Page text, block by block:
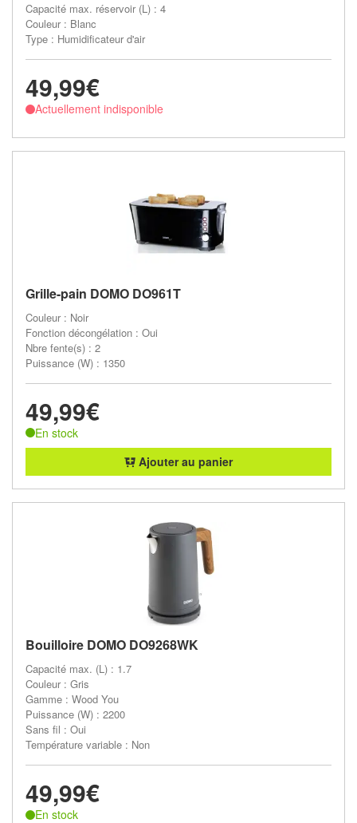
Capacité max. réservoir (L) : 4
Couleur : Blanc
Type : Humidificateur d'air
49,99€
Actuellement indisponible
Grille-pain DOMO DO961T
Couleur : Noir
Fonction décongélation : Oui
Nbre fente(s) : 2
Puissance (W) : 1350
49,99€
En stock
Ajouter au panier
Bouilloire DOMO DO9268WK
Capacité max. (L) : 1.7
Couleur : Gris
Gamme : Wood You
Puissance (W) : 2200
Sans fil : Oui
Température variable : Non
49,99€
En stock